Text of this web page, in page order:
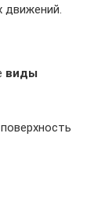
движений.
виды